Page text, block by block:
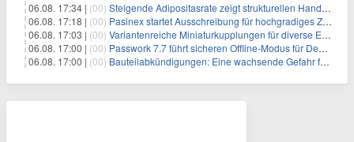
06.08. 17:34 | (00) Steigende Adipositasrate zeigt strukturellen Handlungsbedarf bei der Ernährung schulpflichtiger Kinder
06.08. 17:18 | (00) Pasinex startet Ausschreibung für hochgradiges Zinksulfidkonzentrat mit Germanium- und Silbergehalten und stellt ein Betriebsupdate bereit
06.08. 17:03 | (00) Variantenreiche Miniaturkupplungen für diverse Einsatzbereiche
06.08. 17:00 | (00) Passwork 7.7 führt sicheren Offline-Modus für Desktop- und Mobile-Apps ein
06.08. 17:00 | (00) Bauteilabkündigungen: Eine wachsende Gefahr für industrielle Elektroniksysteme